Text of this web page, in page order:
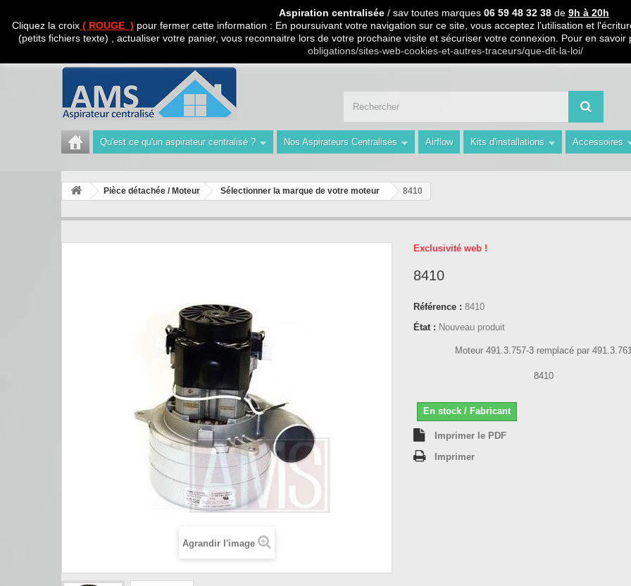
Aspiration centralisée/ sav toutes marques06 59 48 32 38de 9h à 20h
Cliquez la croix ( ROUGE ) pour fermer cette information : En poursuivant votre navigation sur ce site, vous acceptez l’utilisation et
(petits fichiers texte) , actualiser votre panier, vous reconnaitre lors de votre prochaine visite et sécuriser votre connexion. Pour en
obligations/sites-web-cookies-et-autres-traceurs/que-dit-la-loi/
CADEAU SURPRISE A PARTIR DE 99€ D ACHAT / Paiement en 3 X ou 4 X sans frais
Appelez-nous au :Tél : 04 42 40 47 93 | Technicien 06 59 48 32 38 de 9h à 20h " Les Prix du Web les Conseils en plus avec AMS
Qu'est ce qu'un aspirateur centralisé ? Nos Aspirateurs Centralisés Airflow Kits d'installations Accessoires
Pièce détachée / Moteur Sélectionner la marque de votre moteur 8410
Agrandir l'image
Exclusivité web !
8410
Référence : 8410
État : Nouveau produit
Moteur 491.3.757-3 remplacé par
8410
En stock / Fabricant
Imprimer le PDF
Imprimer